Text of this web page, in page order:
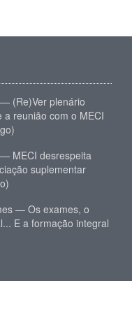
(Re)Ver plenário
a reunião com o MECI
MECI desrespeita
suplementar
— Os exames, o
E a formação integral